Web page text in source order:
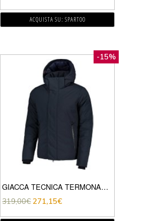
ACQUISTA SU: SPARTOO
-15%
GIACCA TECNICA TERMONASTRATA
319,00€ 271,15€